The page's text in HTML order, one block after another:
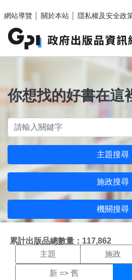
網站導覽
關於本站 隱私權及安全政
你想找的好書在這
主題搜尋
施政搜尋
機關搜尋
累計出版品總數量：117,862
機關搜尋結果
主題 施政
新 => 舊